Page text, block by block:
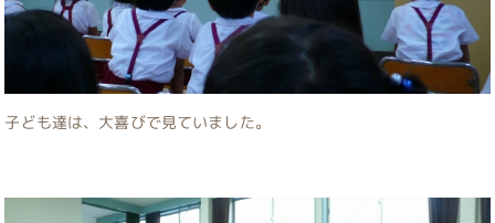
子ども達は、大喜びで見ていました。